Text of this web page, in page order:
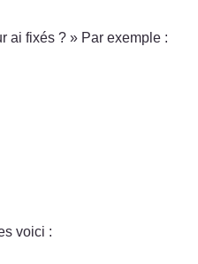
ai fixés ? » Par exemple :
voici :